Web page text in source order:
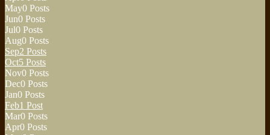
May0 Posts
Jun0 Posts
Jul0 Posts
Aug0 Posts
Sep2 Posts
Oct5 Posts
Nov0 Posts
Dec0 Posts
Jan0 Posts
Feb1 Post
Mar0 Posts
Apr0 Posts